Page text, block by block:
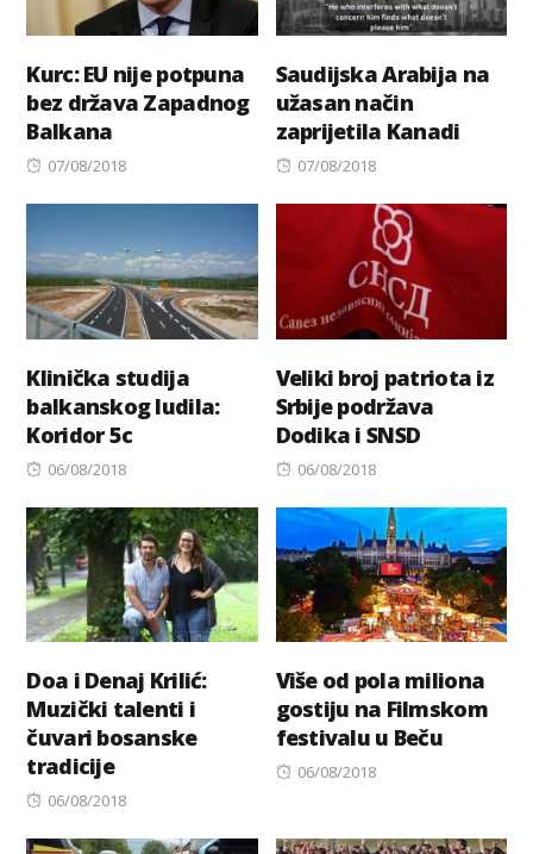
Kurc: EU nije potpuna
bez država Zapadnog
Balkana
Posted
07/08/2018
Saudijska Arabija na
užasan način
zaprijetila Kanadi
Posted
07/08/2018
Klinička studija
balkanskog ludila:
Koridor 5c
Posted
06/08/2018
Veliki broj patriota iz
Srbije podržava
Dodika i SNSD
Posted
06/08/2018
Doa i Denaj Krilić:
Muzički talenti i
čuvari bosanske
tradicije
Posted
06/08/2018
Više od pola miliona
gostiju na Filmskom
festivalu u Beču
Posted
06/08/2018